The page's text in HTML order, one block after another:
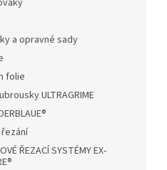
a opravné sady
folie
ULTRAGRIME
ŘEZACÍ SYSTÉMY EX-